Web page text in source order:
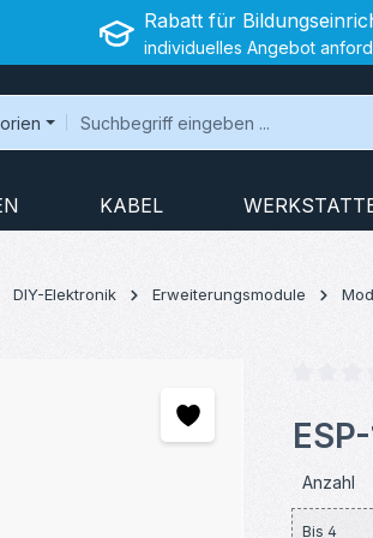
Rabatt für
individuelles Angebot
KABEL
DIY-Elektronik Erweiterungsmodule
Anzahl
Bis 4